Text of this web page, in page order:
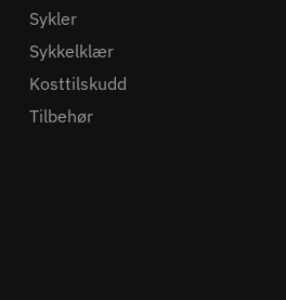
Sykler
Sykkelklær
Kosttilskudd
Tilbehør